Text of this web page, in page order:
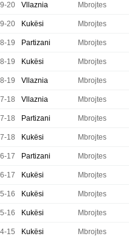
20 Vllaznia Mbrojtes
20 Kukësi Mbrojtes
19 Partizani Mbrojtes
19 Kukësi Mbrojtes
19 Vllaznia Mbrojtes
18 Vllaznia Mbrojtes
18 Partizani Mbrojtes
18 Kukësi Mbrojtes
17 Partizani Mbrojtes
17 Kukësi Mbrojtes
16 Kukësi Mbrojtes
16 Kukësi Mbrojtes
15 Kukësi Mbrojtes